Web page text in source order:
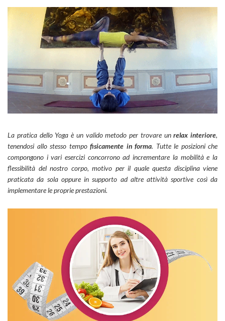
La pratica dello Yoga è un valido metodo per trovare unrelax interiore,
tenendosi allo stesso tempo fisicamente in forma. Tutte le posizioni che
compongono i vari esercizi concorrono ad incrementare la mobilità e la
flessibilità del nostro corpo, motivo per il quale questa disciplina viene
praticata da sola oppure in supporto ad altre attività sportive così da
implementare le proprie prestazioni.